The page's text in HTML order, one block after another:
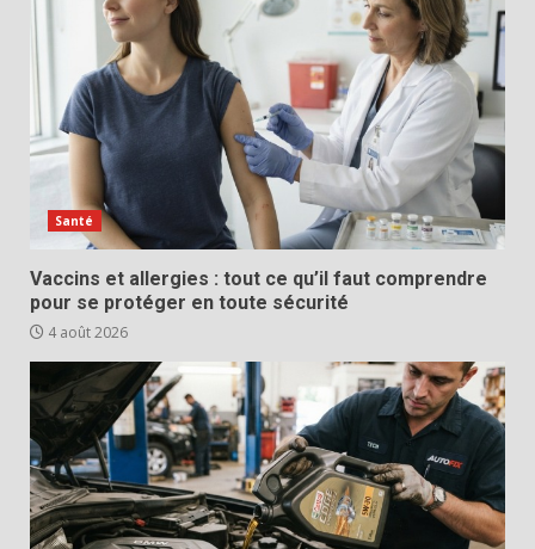
Santé
Vaccins et allergies : tout ce qu’il faut comprendre
pour se protéger en toute sécurité
4 août 2026